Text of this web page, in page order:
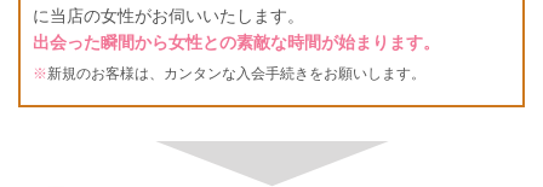
に当店の女性がお伺いいたします。
出会った瞬間から女性との素敵な時間が始まります。
※新規のお客様は、カンタンな入会手続きをお願いします。